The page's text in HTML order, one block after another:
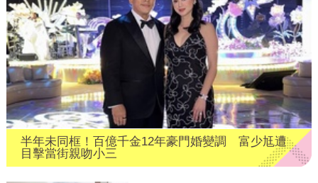
半年未同框！百億千金12年豪門婚變調 富少尪遭
目擊當街親吻小三